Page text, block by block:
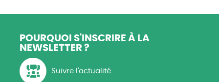
POURQUOI S'INSCRIRE À LA
NEWSLETTER ?
Suivre l'actualité